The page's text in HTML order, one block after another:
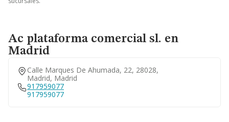
Ac plataforma comercial sl. en
Madrid
Calle Marques De Ahumada, 22, 28028,
Madrid, Madrid
917959077
917959077